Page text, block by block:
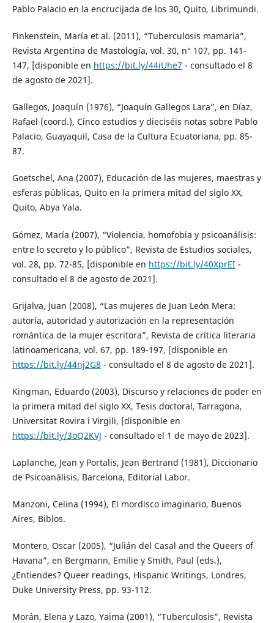
Pablo Palacio en la encrucijada de los 30, Quito, Librimundi.
Finkenstein, María et al. (2011), “Tuberculosis mamaria”,
Revista Argentina de Mastología, vol. 30, n° 107, pp. 141-
147, [disponible en https://bit.ly/44iUhe7 - consultado el 8
de agosto de 2021].
Gallegos, Joaquín (1976), “Joaquín Gallegos Lara”, en Díaz,
Rafael (coord.), Cinco estudios y dieciséis notas sobre Pablo
Palacio, Guayaquil, Casa de la Cultura Ecuatoriana, pp. 85-
87.
Goetschel, Ana (2007), Educación de las mujeres, maestras y
esferas públicas, Quito en la primera mitad del siglo XX,
Quito, Abya Yala.
Gómez, María (2007), “Violencia, homofobia y psicoanálisis:
entre lo secreto y lo público”, Revista de Estudios sociales,
vol. 28, pp. 72-85, [disponible en https://bit.ly/40XprEI-
consultado el 8 de agosto de 2021].
Grijalva, Juan (2008), “Las mujeres de Juan León Mera:
autoría, autoridad y autorización en la representación
romántica de la mujer escritora”, Revista de crítica literaria
latinoamericana, vol. 67, pp. 189-197, [disponible en
https://bit.ly/44nj2G8 - consultado el 8 de agosto de 2021].
Kingman, Eduardo (2003), Discurso y relaciones de poder en
la primera mitad del siglo XX, Tesis doctoral, Tarragona,
Universitat Rovira i Virgili, [disponible en
https://bit.ly/3oQ2KVJ - consultado el 1 de mayo de 2023].
Laplanche, Jean y Portalis, Jean Bertrand (1981), Diccionario
de Psicoanálisis, Barcelona, Editorial Labor.
Manzoni, Celina (1994), El mordisco imaginario, Buenos
Aires, Biblos.
Montero, Oscar (2005), “Julián del Casal and the Queers of
Havana”, en Bergmann, Emilie y Smith, Paul (eds.),
¿Entiendes? Queer readings, Hispanic Writings, Londres,
Duke University Press, pp. 93-112.
Morán, Elena y Lazo, Yaima (2001), “Tuberculosis”, Revista